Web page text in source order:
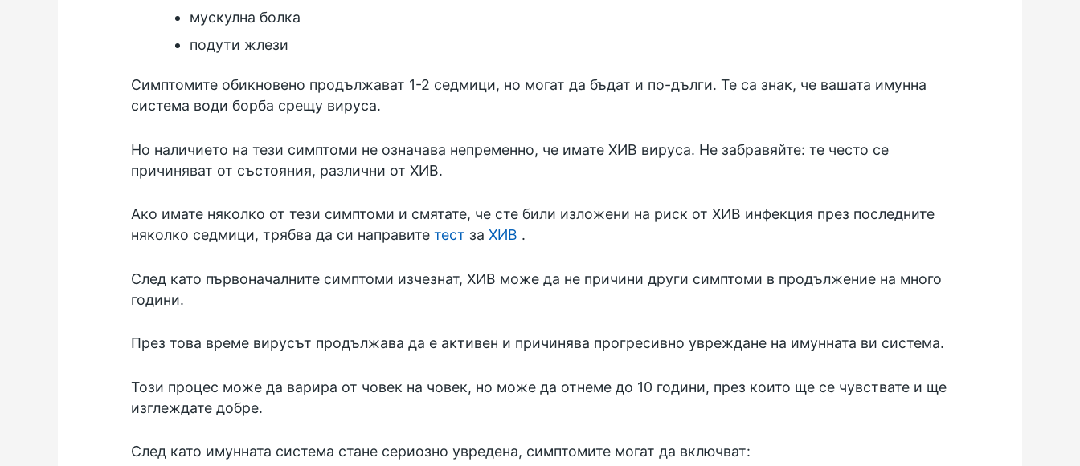
мускулна болка
подути жлези
Симптомите обикновено продължават 1-2 седмици, но могат да бъдат и по-дълги. Те са знак, че вашата имунна
система води борба срещу вируса.
Но наличието на тези симптоми не означава непременно, че имате ХИВ вируса. Не забравяйте: те често се
причиняват от състояния, различни от ХИВ.
Ако имате няколко от тези симптоми и смятате, че сте били изложени на риск от ХИВ инфекция през последните
няколко седмици, трябва да си направите тест за ХИВ .
След като първоначалните симптоми изчезнат, ХИВ може да не причини други симптоми в продължение на много
години.
През това време вирусът продължава да е активен и причинява прогресивно увреждане на имунната ви система.
Този процес може да варира от човек на човек, но може да отнеме до 10 години, през които ще се чувствате и ще
изглеждате добре.
След като имунната система стане сериозно увредена, симптомите могат да включват: